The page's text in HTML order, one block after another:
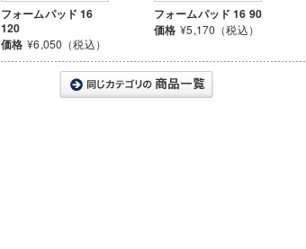
フォームパッド 16
120
価格 ¥6,050（税込）
フォームパッド 16 90
価格 ¥5,170（税込）